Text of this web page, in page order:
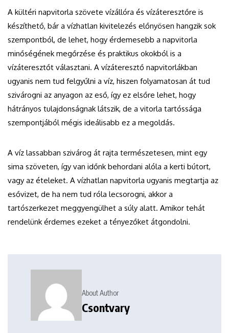
A kültéri napvitorla szövete vízállóra és vízáteresztőre is
készíthető, bár a vízhatlan kivitelezés előnyösen hangzik sok
szempontból, de lehet, hogy érdemesebb a napvitorla
minőségének megőrzése és praktikus okokból is a
vízáteresztőt választani. A vízáteresztő napvitorlákban
ugyanis nem tud felgyűlni a víz, hiszen folyamatosan át tud
szivárogni az anyagon az eső, így ez elsőre lehet, hogy
hátrányos tulajdonságnak látszik, de a vitorla tartóssága
szempontjából mégis ideálisabb ez a megoldás.
A víz lassabban szivárog át rajta természetesen, mint egy
sima szöveten, így van időnk behordani alóla a kerti bútort,
vagy az ételeket. A vízhatlan napvitorla ugyanis megtartja az
esővizet, de ha nem tud róla lecsorogni, akkor a
tartószerkezet meggyengülhet a súly alatt. Amikor tehát
rendelünk érdemes ezeket a tényezőket átgondolni.
About Author
Csontvary